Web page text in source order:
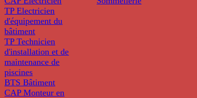
TP Electricien
d'équipement du
bâtiment
TP Technicien
d'installation et de
maintenance de
piscines
BTS Bâtiment
CAP Monteur en